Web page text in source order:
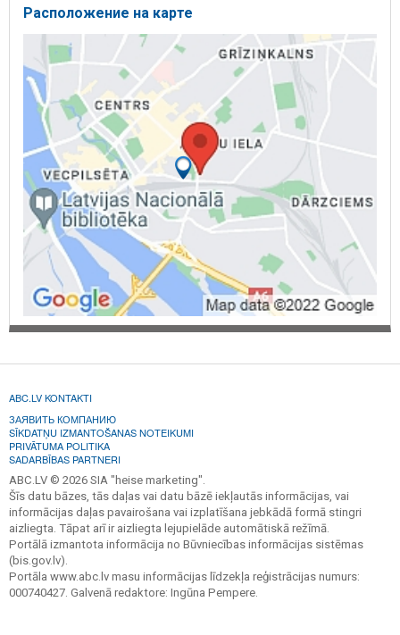
Расположение на карте
ABC.LV KONTAKTI
ЗАЯВИТЬ КОМПАНИЮ
SĪKDATŅU IZMANTOŠANAS NOTEIKUMI
PRIVĀTUMA POLITIKA
SADARBĪBAS PARTNERI
ABC.LV © 2026 SIA "heise marketing".
Šīs datu bāzes, tās daļas vai datu bāzē iekļautās informācijas, vai
informācijas daļas pavairošana vai izplatīšana jebkādā formā stingri
aizliegta. Tāpat arī ir aizliegta lejupielāde automātiskā režīmā.
Portālā izmantota informācija no Būvniecības informācijas sistēmas
(bis.gov.lv).
Portāla www.abc.lv masu informācijas līdzekļa reģistrācijas numurs:
000740427. Galvenā redaktore: Ingūna Pempere.